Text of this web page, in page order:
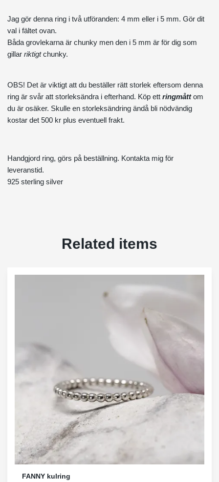
Jag gör denna ring i två utföranden: 4 mm eller i 5 mm. Gör dit
val i fältet ovan.
Båda grovlekarna är chunky men den i 5 mm är för dig som
gillar riktigtchunky.
OBS! Det är viktigt att du beställer rätt storlek eftersom denna
ring är svår att storleksändra i efterhand. Köp ett ringmåttom
du är osäker. Skulle en storleksändring ändå bli nödvändig
kostar det 500 kr plus eventuell frakt.
Handgjord ring, görs på beställning. Kontakta mig för
leveranstid.
925 sterling silver
Related items
FANNY kulring